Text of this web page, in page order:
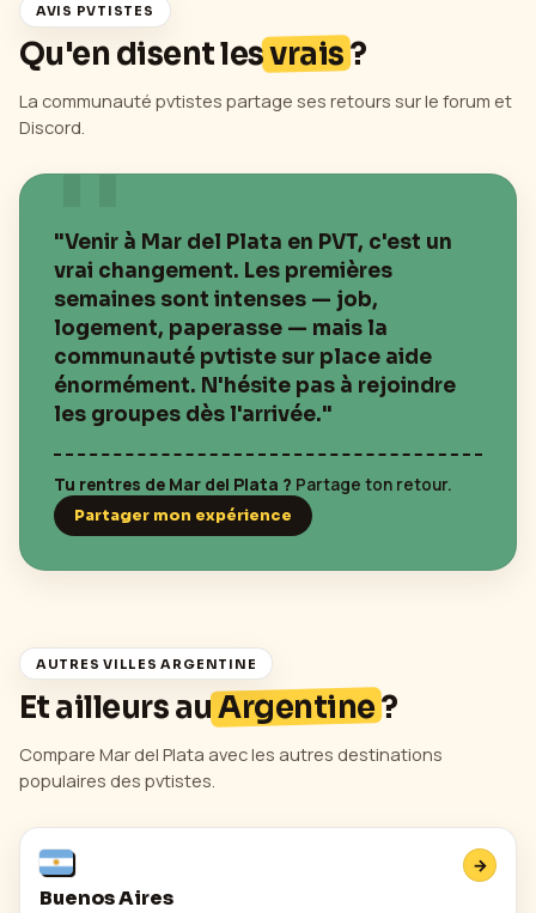
AVIS PVTISTES
Qu'en disent lesvrais?
La communauté pvtistes partage ses retours sur le forum et
Discord.
"Venir à Mar del Plata en PVT, c'est un
vrai changement. Les premières
semaines sont intenses — job,
logement, paperasse — mais la
communauté pvtiste sur place aide
énormément. N'hésite pas à rejoindre
les groupes dès l'arrivée."
Tu rentres de Mar del Plata ? Partage ton retour.
Partager mon expérience
AUTRES VILLESARGENTINE
Et ailleurs auArgentine?
Compare Mar del Plata avec les autres destinations
populaires des pvtistes.
Buenos Aires
→